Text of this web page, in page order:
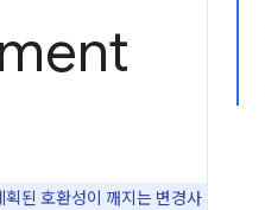
된 호환성이 깨지는 변경사